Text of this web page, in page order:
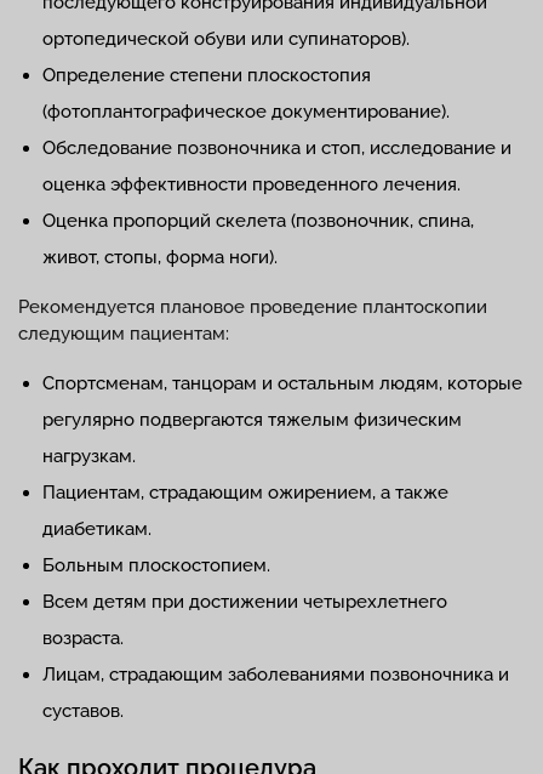
ортопедической обуви или супинаторов).
Определение степени плоскостопия
(фотоплантографическое документирование).
Обследование позвоночника и стоп, исследование и
оценка эффективности проведенного лечения.
Оценка пропорций скелета (позвоночник, спина,
живот, стопы, форма ноги).
Рекомендуется плановое проведение плантоскопии
следующим пациентам:
Спортсменам, танцорам и остальным людям, которые
регулярно подвергаются тяжелым физическим
нагрузкам.
Пациентам, страдающим ожирением, а также
диабетикам.
Больным плоскостопием.
Всем детям при достижении четырехлетнего
возраста.
Лицам, страдающим заболеваниями позвоночника и
суставов.
Как проходит процедура